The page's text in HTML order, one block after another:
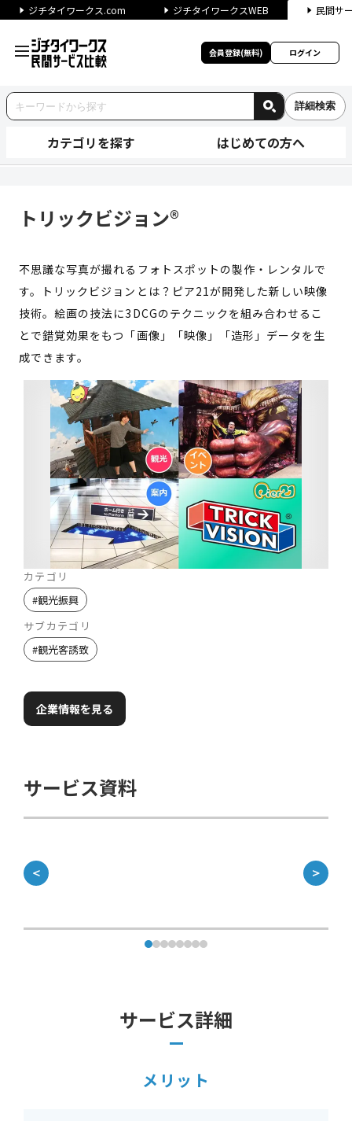
ジチタイワークス.com ジチタイワークスWEB 民間サ
会員登録(無料) ログイン
詳細検索
カテゴリを探す はじめての方へ
トリックビジョン®
不思議な写真が撮れるフォトスポットの製作・レンタルで
す。トリックビジョンとは？ピア21が開発した新しい映像
技術。絵画の技法に3DCGのテクニックを組み合わせるこ
とで錯覚効果をもつ「画像」「映像」「造形」データを生
成できます。
カテゴリ
#観光振興
サブカテゴリ
#観光客誘致
企業情報を見る
サービス資料
＜ ＞
サービス詳細
メリット